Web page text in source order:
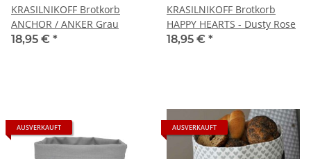
KRASILNIKOFF Brotkorb
ANCHOR / ANKER Grau
18,95 € *
KRASILNIKOFF Brotkorb
HAPPY HEARTS - Dusty Rose
18,95 € *
AUSVERKAUFT AUSVERKAUFT